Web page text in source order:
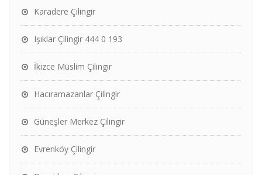
Karadere Çilingir
Işıklar Çilingir 444 0 193
İkizce Müslim Çilingir
Hacıramazanlar Çilingir
Güneşler Merkez Çilingir
Evrenköy Çilingir